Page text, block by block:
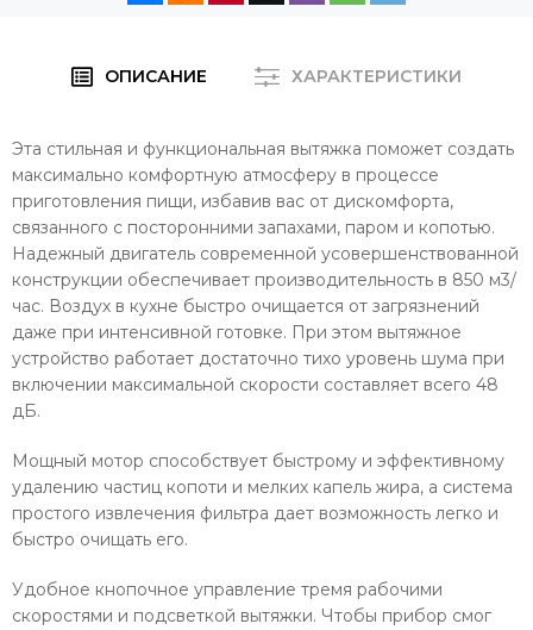
ОПИСАНИЕ ХАРАКТЕРИСТИКИ
Эта стильная и функциональная вытяжка поможет создать
максимально комфортную атмосферу в процессе
приготовления пищи, избавив вас от дискомфорта,
связанного с посторонними запахами, паром и копотью.
Надежный двигатель современной усовершенствованной
конструкции обеспечивает производительность в 850 м3/
час. Воздух в кухне быстро очищается от загрязнений
даже при интенсивной готовке. При этом вытяжное
устройство работает достаточно тихо уровень шума при
включении максимальной скорости составляет всего 48
дБ.
Мощный мотор способствует быстрому и эффективному
удалению частиц копоти и мелких капель жира, а система
простого извлечения фильтра дает возможность легко и
быстро очищать его.
Удобное кнопочное управление тремя рабочими
скоростями и подсветкой вытяжки. Чтобы прибор смог